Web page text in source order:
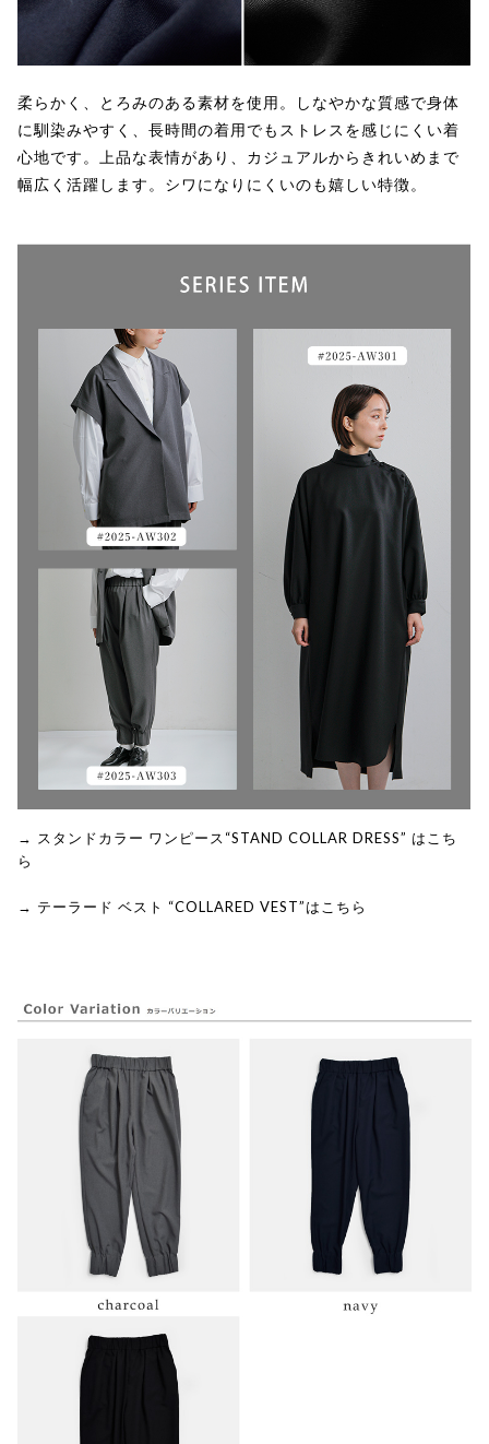
柔らかく、とろみのある素材を使用。しなやかな質感で身体
に馴染みやすく、長時間の着用でもストレスを感じにくい着
心地です。上品な表情があり、カジュアルからきれいめまで
幅広く活躍します。シワになりにくいのも嬉しい特徴。
→ スタンドカラー ワンピース“STAND COLLAR DRESS” はこち
ら
→ テーラード ベスト “COLLARED VEST”はこちら